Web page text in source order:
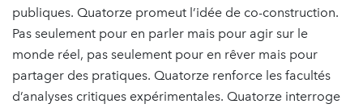
publiques. Quatorze promeut l’idée de co-construction.
Pas seulement pour en parler mais pour agir sur le
monde réel, pas seulement pour en rêver mais pour
partager des pratiques. Quatorze renforce les facultés
d’analyses critiques expérimentales. Quatorze interroge